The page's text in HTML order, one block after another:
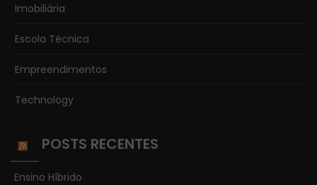
Imobiliária
Escola Técnica
Empreendimentos
Technology
POSTS RECENTES
Ensino Híbrido